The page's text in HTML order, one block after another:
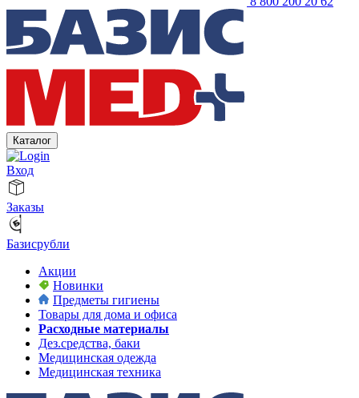
Каталог
Вход
Заказы
Базисрубли
Акции
Новинки
Предметы гигиены
Товары для дома и офиса
Расходные материалы
Дез.средства, баки
Медицинская одежда
Медицинская техника